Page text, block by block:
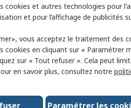
Plat
Incrémental
Onde carrée
cookies et autres technologies pour
et pour l’affichage de publicités
vous acceptez le traitement des
cookies en cliquant sur « Paramétrer
sur « Tout refuser ». Cela peut
en savoir plus, consultez notre
Paramétrer les